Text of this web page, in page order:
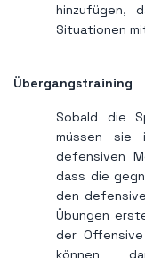
hinzufügen,
Situationen
Übergangstraining
Sobald die
müssen sie
defensiven
dass die
den
Übungen
der
können